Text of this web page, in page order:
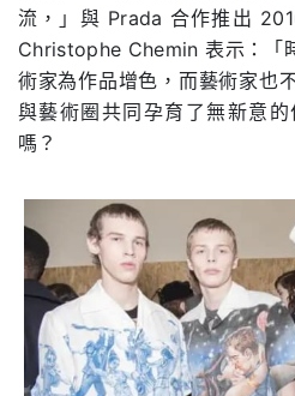
流，」與 Prada 合作推出
Christophe Chemin 表示：「
術家為作品增色，而藝術家也
與藝術圈共同孕育了無新意
嗎？